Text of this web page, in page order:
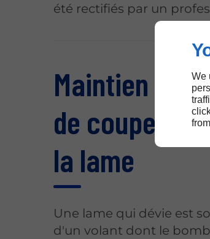
We
été rectifiés par un
Maintien de
de coupe et
la lame
Une lame qui dévie est
d'un volant dont le